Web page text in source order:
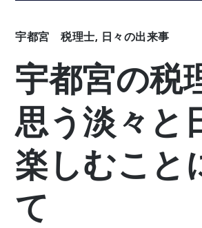
宇都宮 税理士, 日々の出来事
宇都宮の税
思う淡々と
楽しむこと
て